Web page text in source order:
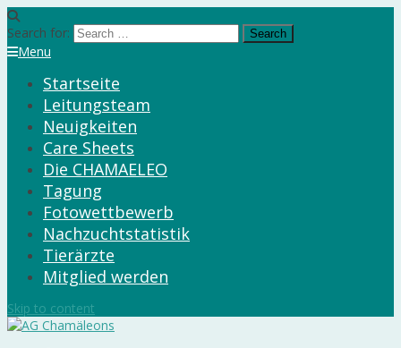
Search for:
Menu
Startseite
Leitungsteam
Neuigkeiten
Care Sheets
Die CHAMAELEO
Tagung
Fotowettbewerb
Nachzuchtstatistik
Tierärzte
Mitglied werden
Skip to content